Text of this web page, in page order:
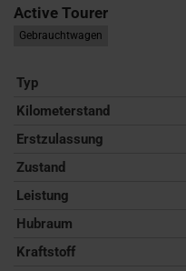
Active Tourer
Gebrauchtwagen
Typ
Kilometerstand
Erstzulassung
Zustand
Leistung
Hubraum
Kraftstoff